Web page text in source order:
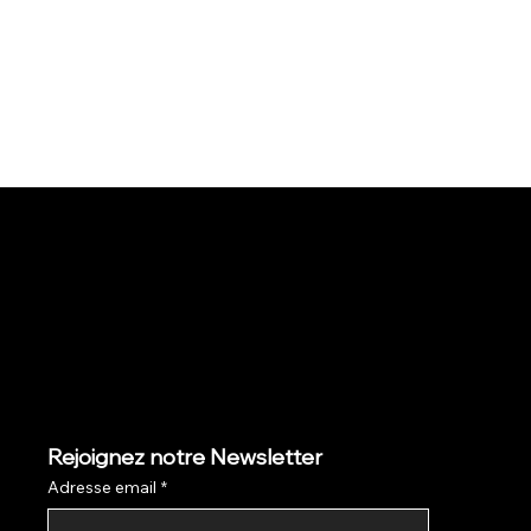
Rejoignez notre Newsletter
Adresse email *